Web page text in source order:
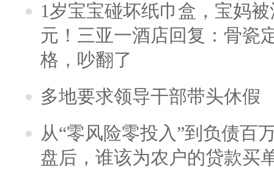
1岁宝宝碰坏纸巾盒，宝妈
元！三亚一酒店回复：骨瓷
格，吵翻了
多地要求领导干部带头休假
从“零风险零投入”到负债百
盘后，谁该为农户的贷款买